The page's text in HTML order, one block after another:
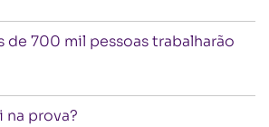
de 700 mil pessoas trabalharão
na prova?